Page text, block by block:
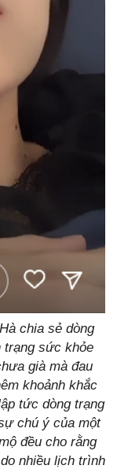
chia sẻ dòng
trạng sức khỏe
già mà đau
khoảnh khắc
tức dòng trạng
chú ý của một
đều cho rằng
nhiều lịch trình